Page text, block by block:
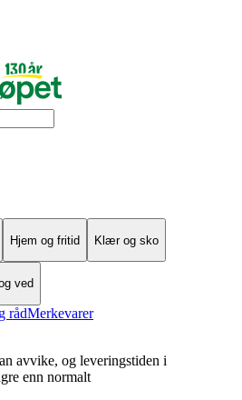
Hjem og fritid Klær og sko
ved
rådMerkevarer
avvike, og leveringstiden i
enn normalt